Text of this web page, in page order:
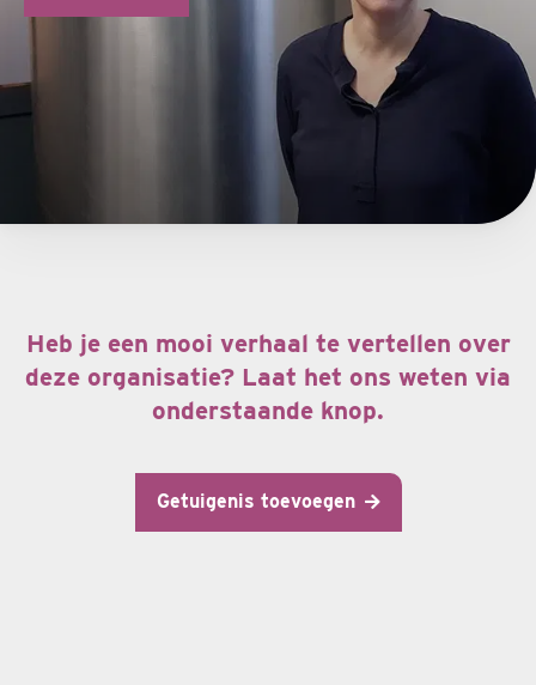
Heb je een mooi verhaal te vertellen over
deze organisatie? Laat het ons weten via
onderstaande knop.
Getuigenis toevoegen